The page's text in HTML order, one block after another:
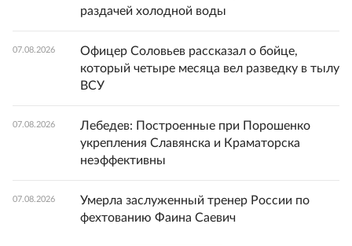
раздачей холодной воды
07.08.2026
Офицер Соловьев рассказал о бойце,
который четыре месяца вел разведку в тылу
ВСУ
07.08.2026
Лебедев: Построенные при Порошенко
укрепления Славянска и Краматорска
неэффективны
07.08.2026
Умерла заслуженный тренер России по
фехтованию Фаина Саевич